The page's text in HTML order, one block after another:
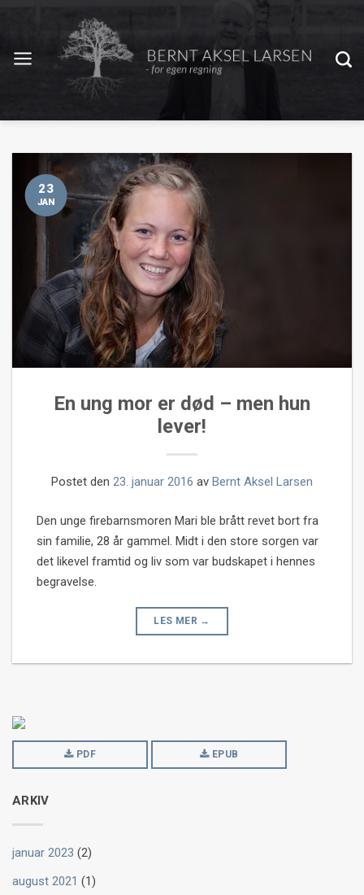
23
JAN
En ung mor er død – men hun
lever!
Postet den 23. januar 2016 av Bernt Aksel Larsen
Den unge firebarnsmoren Mari ble brått revet bort fra
sin familie, 28 år gammel. Midt i den store sorgen var
det likevel framtid og liv som var budskapet i hennes
begravelse.
LES MER →
PDF EPUB
ARKIV
januar 2023 (2)
august 2021 (1)